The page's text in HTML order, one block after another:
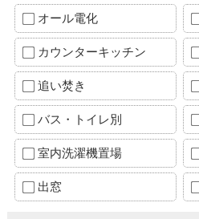
オール電化
カウンターキッチン
追い焚き
バス・トイレ別
室内洗濯機置場
出窓